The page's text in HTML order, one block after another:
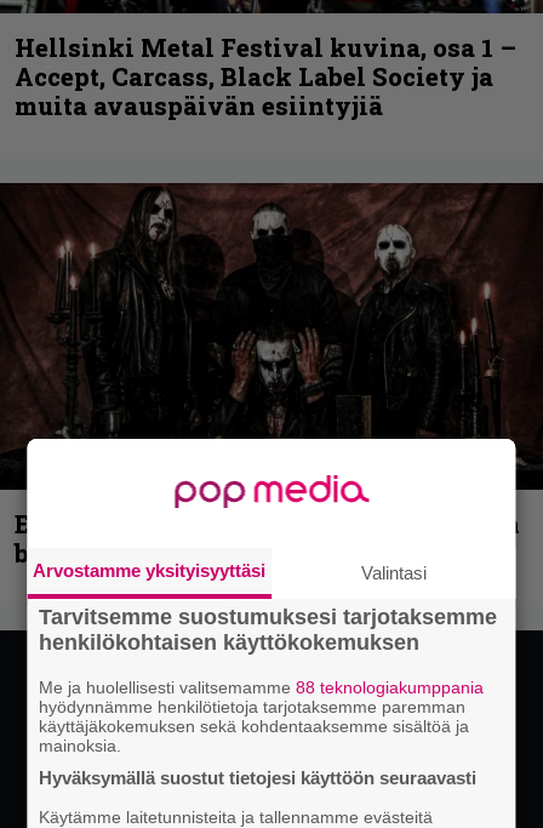
Hellsinki Metal Festival kuvina, osa 1 –
Accept, Carcass, Black Label Society ja
muita avauspäivän esiintyjiä
Espoon syyskuu käynnistyy kotimaisen
black metalin merkeissä
Arvostamme yksityisyyttäsi Valintasi
Tarvitsemme suostumuksesi tarjotaksemme
henkilökohtaisen käyttökokemuksen
Me ja huolellisesti valitsemamme88 teknologiakumppania
hyödynnämme henkilötietoja tarjotaksemme paremman
käyttäjäkokemuksen sekä kohdentaaksemme sisältöä ja
mainoksia.
Hyväksymällä suostut tietojesi käyttöön seuraavasti
Käytämme laitetunnisteita ja tallennamme evästeitä